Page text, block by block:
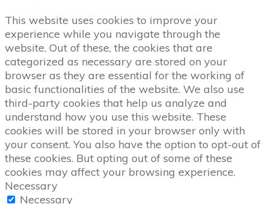
This website uses cookies to improve your
experience while you navigate through the
website. Out of these, the cookies that are
categorized as necessary are stored on your
browser as they are essential for the working of
basic functionalities of the website. We also use
third-party cookies that help us analyze and
understand how you use this website. These
cookies will be stored in your browser only with
your consent. You also have the option to opt-out of
these cookies. But opting out of some of these
cookies may affect your browsing experience.
Necessary
Necessary